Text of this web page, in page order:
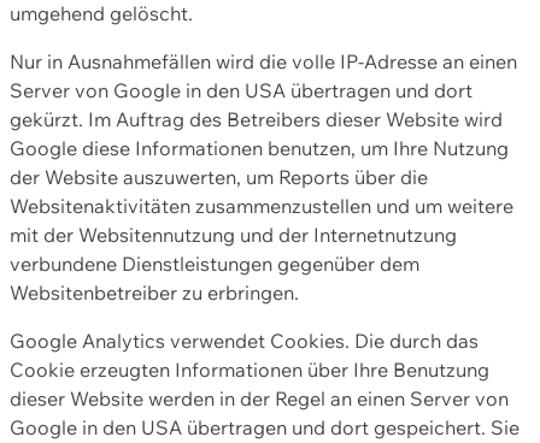
umgehend gelöscht.
Nur in Ausnahmefällen wird die volle IP-Adresse an einen
Server von Google in den USA übertragen und dort
gekürzt. Im Auftrag des Betreibers dieser Website wird
Google diese Informationen benutzen, um Ihre Nutzung
der Website auszuwerten, um Reports über die
Websitenaktivitäten zusammenzustellen und um weitere
mit der Websitennutzung und der Internetnutzung
verbundene Dienstleistungen gegenüber dem
Websitenbetreiber zu erbringen.
Google Analytics verwendet Cookies. Die durch das
Cookie erzeugten Informationen über Ihre Benutzung
dieser Website werden in der Regel an einen Server von
Google in den USA übertragen und dort gespeichert. Sie